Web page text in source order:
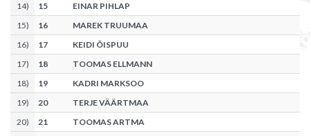
14) 15
EINAR PIHLAP
15) 16
MAREK TRUUMAA
16) 17
KEIDI ÕISPUU
17) 18
TOOMAS ELLMANN
18) 19
KADRI MARKSOO
19) 20
TERJE VÄÄRTMAA
20) 21
TOOMAS ARTMA